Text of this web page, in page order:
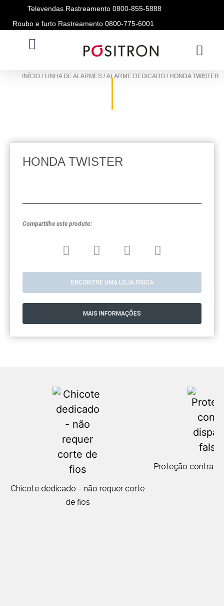
Televendas Rastreamento 0800-855-5888
Roubo e furto Rastreamento 0800-775-6001
ALARME DEDICADO
INÍCIO / LINHA DE ALARMES /ALARME DEDICADO / HONDA TWISTER
HONDA TWISTER
Compartilhe este produto:
ENCONTRE UMA LOJA FÍSICA
MAIS INFORMAÇÕES
Chicote dedicado - não requer corte
de fios
Proteção contra